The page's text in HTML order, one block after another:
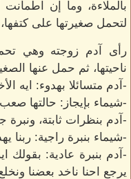
بالملاءة، وما إن
لتحمل صغيرتها على
رأى آدم زوجته وهي
ناحيتها، ثم حمل عنها
-آدم متسائلا بهدوء: ايه
-شيماء بإيجاز: حالتها صعب
-آدم بنظرات ثابتة، ونبرة
-شيماء بنبرة راجية: ربنا
-آدم بنبرة عادية: بقولك
يرجع احنا ناخد بعضنا